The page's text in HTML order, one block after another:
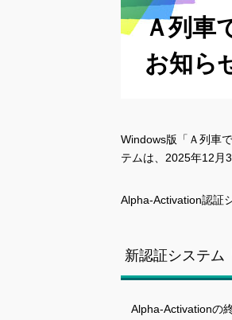
Ａ列車
お知ら
Windows版「Ａ列車
テムは、2025年12月
Alpha-Activation認証
新認証システム
Alpha-Activationの